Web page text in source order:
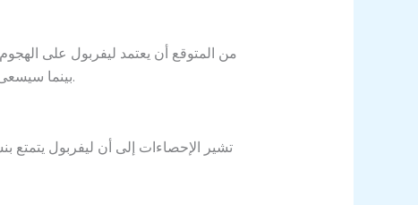
من المتوقع أن يعتمد ليفربول على
بينما سيسعى تشيلسي للحفاظ على توازن الفريق بين الدفاع والهجوم واستغلال الكرات المرتدة للوصول إلى مرمى الخصم.
تشير الإحصاءات إلى أن ليفربول يتمتع